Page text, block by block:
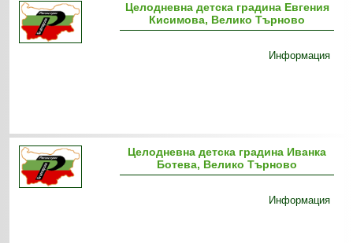
Целодневна детска градина Евгения
Кисимова, Велико Търново
Информация
Целодневна детска градина Иванка
Ботева, Велико Търново
Информация